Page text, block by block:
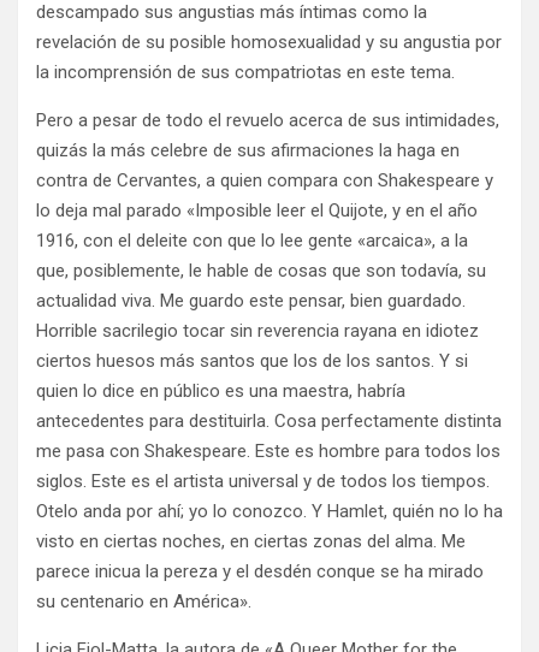
descampado sus angustias más íntimas como la
revelación de su posible homosexualidad y su angustia por
la incomprensión de sus compatriotas en este tema.
Pero a pesar de todo el revuelo acerca de sus intimidades,
quizás la más celebre de sus afirmaciones la haga en
contra de Cervantes, a quien compara con Shakespeare y
lo deja mal parado «Imposible leer el Quijote, y en el año
1916, con el deleite con que lo lee gente «arcaica», a la
que, posiblemente, le hable de cosas que son todavía, su
actualidad viva. Me guardo este pensar, bien guardado.
Horrible sacrilegio tocar sin reverencia rayana en idiotez
ciertos huesos más santos que los de los santos. Y si
quien lo dice en público es una maestra, habría
antecedentes para destituirla. Cosa perfectamente distinta
me pasa con Shakespeare. Este es hombre para todos los
siglos. Este es el artista universal y de todos los tiempos.
Otelo anda por ahí; yo lo conozco. Y Hamlet, quién no lo ha
visto en ciertas noches, en ciertas zonas del alma. Me
parece inicua la pereza y el desdén conque se ha mirado
su centenario en América».